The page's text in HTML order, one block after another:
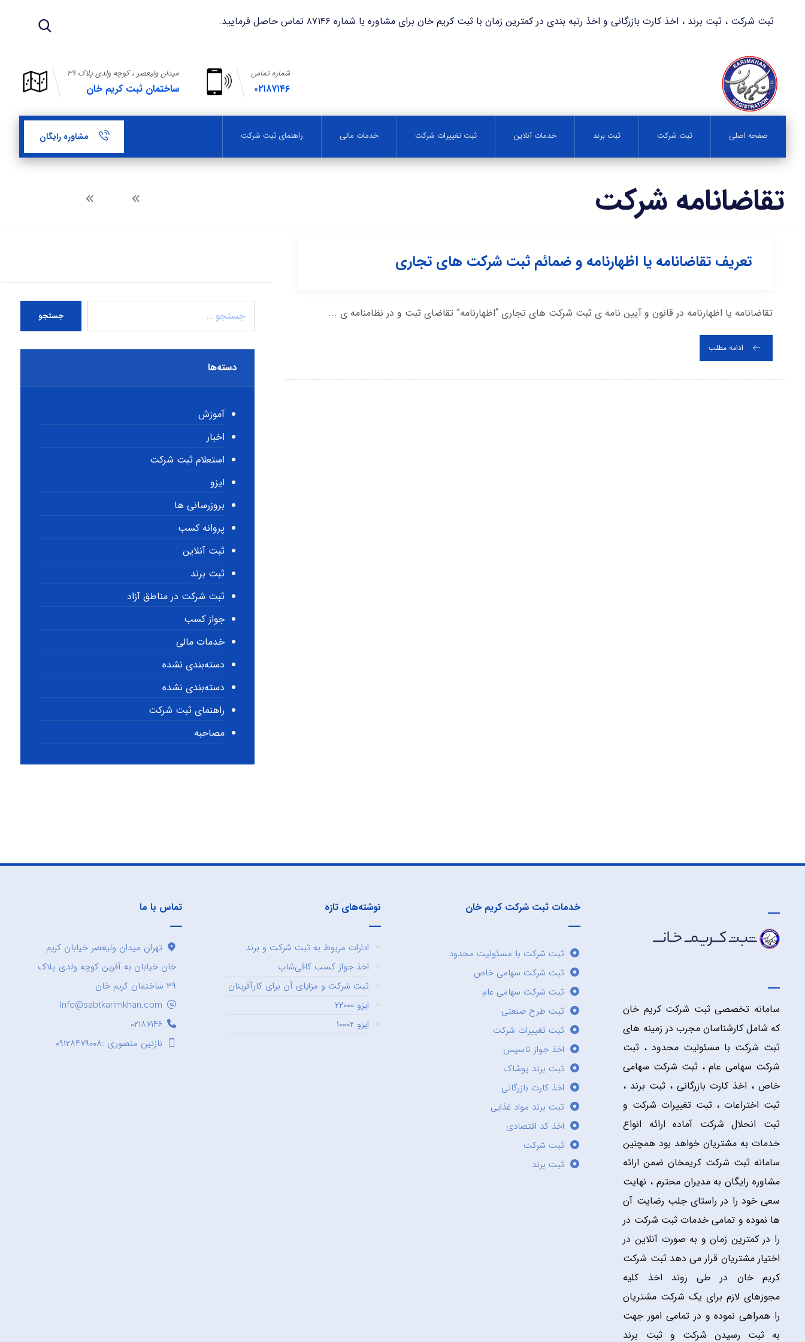
ثبت شرکت ، ثبت برند ، اخذ کارت بازرگانی و اخذ رتبه بندی در کمترین زمان با ثبت کریم خان برای مشاوره با شماره ۸۷۱۴۶ تماس حاصل فرمایید.
میدان ولیعصر ، کوچه ولدی پلاک ۳۹
ساختمان ثبت کریم خان
شماره تماس
۰۲۱۸۷۱۴۶
صفحه اصلی ثبت شرکت ثبت برند خدمات آنلاین ثبت تغییرات شرکت خدمات مالی راهنمای ثبت شرکت مشاوره رایگان
تقاضانامه شرکت
تعریف تقاضانامه یا اظهارنامه و ضمائم ثبت شرکت های تجاری
تقاضانامه یا اظهارنامه در قانون و آیین نامه ی ثبت شرکت های تجاری “اظهارنامه” تقاضای ثبت و در نظامنامه ی ...
ادامه مطلب
جستجو
دسته‌ها
آموزش
اخبار
استعلام ثبت شرکت
ایزو
بروزرسانی ها
پروانه کسب
ثبت آنلاین
ثبت برند
ثبت شرکت در مناطق آزاد
جواز کسب
خدمات مالی
دسته‌بندی نشده
دسته‌بندی نشده
راهنمای ثبت شرکت
مصاحبه
سامانه تخصصی ثبت شرکت کریم خان
که شامل کارشناسان مجرب در زمینه های
ثبت شرکت با مسئولیت محدود ، ثبت
شرکت سهامی عام ، ثبت شرکت سهامی
خاص ، اخذ کارت بازرگانی ، ثبت برند ،
ثبت اختراعات ، ثبت تغییرات شرکت و
ثبت انحلال شرکت آماده ارائه انواع
خدمات به مشتریان خواهد بود همچنین
سامانه ثبت شرکت کریمخان ضمن ارائه
مشاوره رایگان به مدیران محترم ، نهایت
سعی خود را در راستای جلب رضایت آن
ها نموده و تمامی خدمات ثبت شرکت در
را در کمترین زمان و به صورت آنلاین در
اختیار مشتریان قرار می دهد.ثبت شرکت
کریم خان در طی روند اخذ کلیه
مجوزهای لازم برای یک شرکت مشتریان
را همراهی نموده و در تمامی امور جهت
به ثبت رسیدن شرکت و ثبت برند
خدمات ثبت شرکت کریم خان
ثبت شرکت با مسئولیت محدود
ثبت شرکت سهامی خاص
ثبت شرکت سهامی عام
ثبت طرح صنعتی
ثبت تغییرات شرکت
اخذ جواز تاسیس
ثبت برند پوشاک
اخذ کارت بازرگانی
ثبت برند مواد غذایی
اخذ کد اقتصادی
ثبت شرکت
ثبت برند
نوشته‌های تازه
ادارات مربوط به ثبت شرکت و برند
اخذ جواز کسب کافی‌شاپ
ثبت شرکت و مزایای آن برای کارآفرینان
ایزو ۲۲۰۰۰
ایزو ۱۰۰۰۲
تماس با ما
تهران میدان ولیعصر خیابان کریم
خان خیابان به آفرین کوچه ولدی پلاک
۳۹ ساختمان کریم خان
Info@sabtkarimkhan.com
۰۲۱۸۷۱۴۶
نازنین منصوری :۰۹۱۲۸۴۷۹۰۰۸